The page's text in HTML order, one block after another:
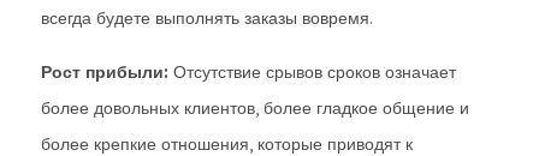
всегда будете выполнять заказы вовремя.
Рост прибыли: Отсутствие срывов сроков означает
более довольных клиентов, более гладкое общение и
более крепкие отношения, которые приводят к